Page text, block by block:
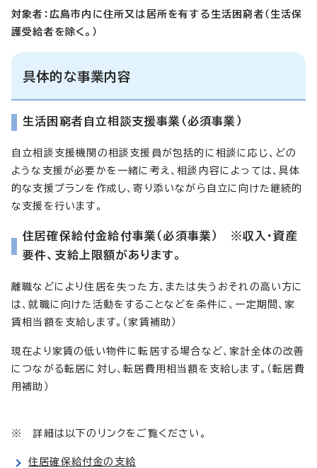
対象者：広島市内に住所又は居所を有する生活困窮者（生活保
護受給者を除く。）
具体的な事業内容
生活困窮者自立相談支援事業（必須事業）
自立相談支援機関の相談支援員が包括的に相談に応じ、どの
ような支援が必要かを一緒に考え、相談内容によっては、具体
的な支援プランを作成し、寄り添いながら自立に向けた継続的
な支援を行います。
住居確保給付金給付事業（必須事業） ※収入・資産
要件、支給上限額があります。
離職などにより住居を失った方、または失うおそれの高い方に
は、就職に向けた活動をすることなどを条件に、一定期間、家
賃相当額を支給します。（家賃補助）
現在より家賃の低い物件に転居する場合など、家計全体の改善
につながる転居に対し、転居費用相当額を支給します。（転居費
用補助）
※ 詳細は以下のリンクをご覧ください。
住居確保給付金の支給